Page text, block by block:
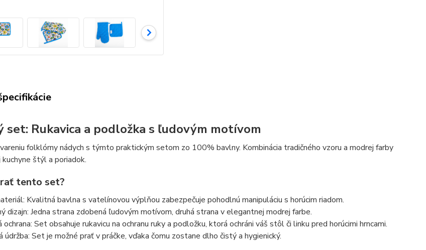
set: Rukavica a podložka s ľudovým motívom
folklórny nádych s týmto praktickým setom zo 100% bavlny. Kombinácia tradičného vzoru a modrej farby
štýl a poriadok.
tento set?
Kvalitná bavlna s vatelínovou výplňou zabezpečuje pohodlnú manipuláciu s horúcim riadom.
dizajn: Jedna strana zdobená ľudovým motívom, druhá strana v elegantnej modrej farbe.
Set obsahuje rukavicu na ochranu ruky a podložku, ktorá ochráni váš stôl či linku pred horúcimi hrncami.
údržba: Set je možné prať v práčke, vďaka čomu zostane dlho čistý a hygienický.